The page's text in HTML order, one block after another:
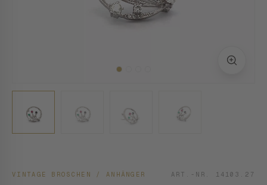
VINTAGE BROSCHEN / ANHÄNGER ART.-NR. 14103.27